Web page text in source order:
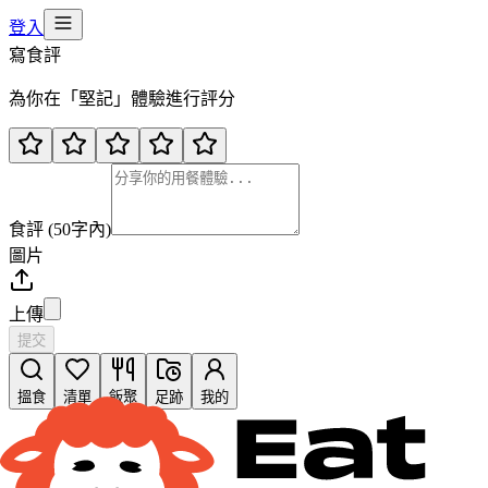
登入
寫食評
為你在「 堅記 」體驗進行評分
食評 (50字內)
圖片
上傳
提交
搵食 清單 飯聚 足跡 我的